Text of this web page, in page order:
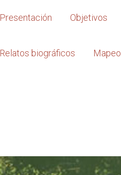
Presentación Objetivos
Relatos biográficos Mapeo